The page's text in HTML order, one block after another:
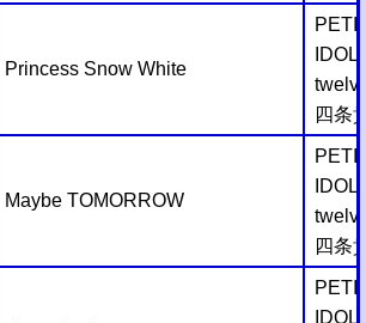
Princess Snow White
四条
Maybe TOMORROW
四条